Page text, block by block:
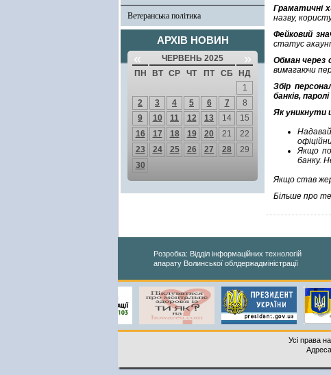
Ветеранська політика
АРХІВ НОВИН
« ЧЕРВЕНЬ 2025 »
ПН ВТ СР ЧТ ПТ СБ
НД
1
2
3 4 5 6 7
8
9
10 11 12 13 14
15
16
17 18 19 20 21
22
23
24 25 26 27 28
29
30
Граматичні
назву,
Фейковий
статус
Обман через
вимагаючи
Збір
банків, паролі
Як уникнути
Якщо
банку.
Якщо став
Більше про
Розробка: Відділ інформаційних технологій
апарату Волинської облдержадміністрації
Усі права